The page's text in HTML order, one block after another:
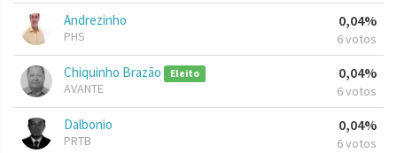
Andrezinho
PHS
0,04%
6 votos
Chiquinho Brazão Eleito
AVANTE
0,04%
6 votos
Dalbonio
PRTB
0,04%
6 votos